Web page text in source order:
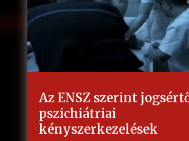
Az ENSZ szerint
pszichiátriai
kényszerkezelések